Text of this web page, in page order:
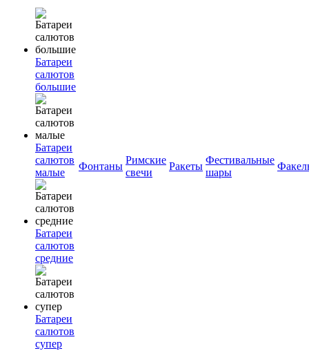
Батареи
салютов
большие
Батареи
салютов
малые
Батареи
салютов
средние
Батареи
салютов
супер
Фонтаны
Римские
свечи
Ракеты
Фестивальные
шары